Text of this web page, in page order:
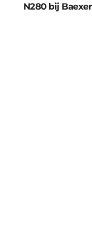
N280 bij